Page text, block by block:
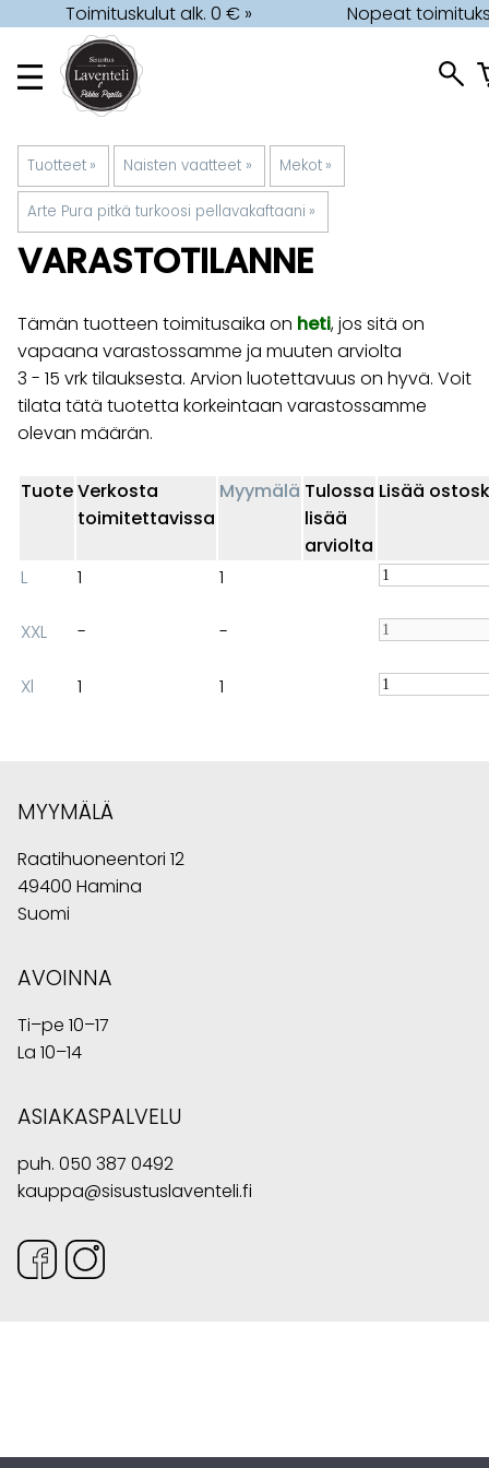
Toimituskulut alk. 0 € » Nopeat
Tuotteet ‪» Naisten vaatteet ‪» Mekot ‪»
Arte Pura pitkä turkoosi pellavakaftaani ‪»
VARASTOTILANNE
Tämän tuotteen toimitusaika on heti, jos sitä on
vapaana varastossamme ja muuten arviolta
3 - 15 vrktilauksesta. Arvion luotettavuus on hyvä. Voit
tilata tätä tuotetta korkeintaan varastossamme
olevan määrän.
TuoteVerkosta
toimitettavissa
Myymälä Tulossa
lisää
arviolta
Lisää
L 1 1
XXL - -
Xl 1 1
MYYMÄLÄ
Raatihuoneentori 12
49400 Hamina
Suomi
AVOINNA
Ti–pe 10–17
La 10–14
ASIAKASPALVELU
puh. 050 387 0492
kauppa@sisustuslaventeli.fi